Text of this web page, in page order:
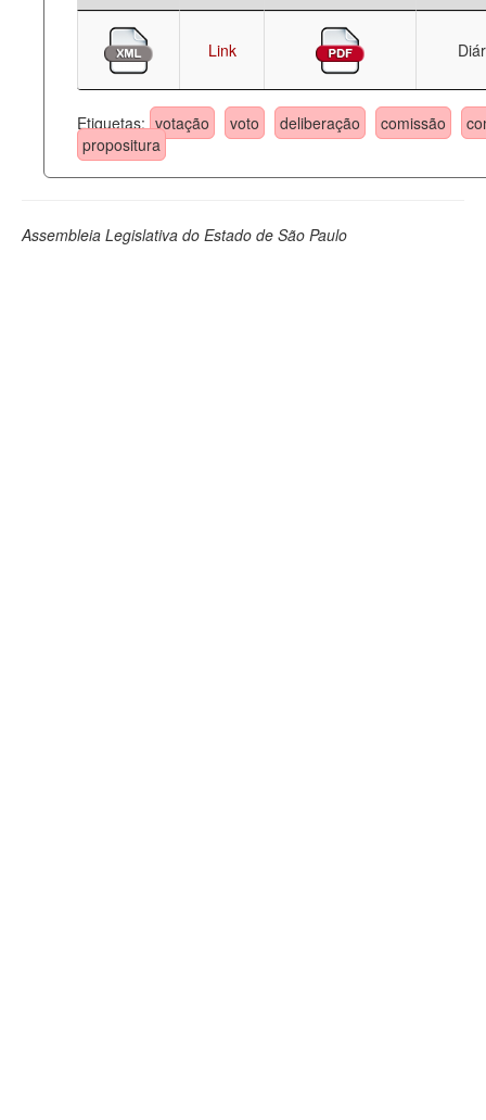
Administração
Legislação
Perguntas frequentes
Link
Etiquetas: votação voto deliberação comissão
propositura
Assembleia Legislativa do Estado de São Paulo